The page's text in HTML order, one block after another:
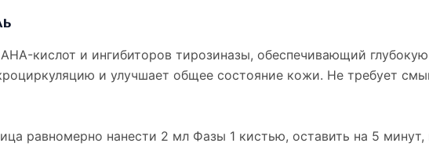
кислот и ингибиторов тирозиназы, обеспечивающий
и улучшает общее состояние кожи. Не требует
равномерно нанести 2 мл Фазы 1 кистью, оставить на 5 минут,